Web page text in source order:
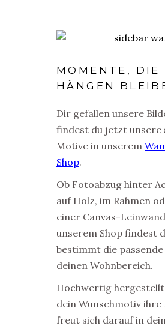
MOMENTE, DIE
HÄNGEN
Dir gefallen unsere
findest du jetzt unsere
Motive in unserem
Shop.
Ob Fotoabzug hinter
auf Holz, im Rahmen
einer Canvas-
unserem Shop findest
bestimmt die
deinen Wohnbereich.
Hochwertig
dein Wunschmotiv ihre
freut sich darauf in